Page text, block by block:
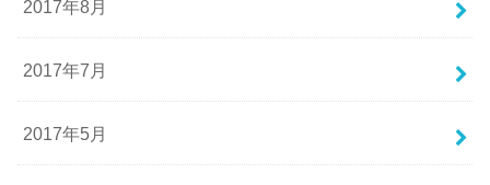
2017年8月
2017年7月
2017年5月